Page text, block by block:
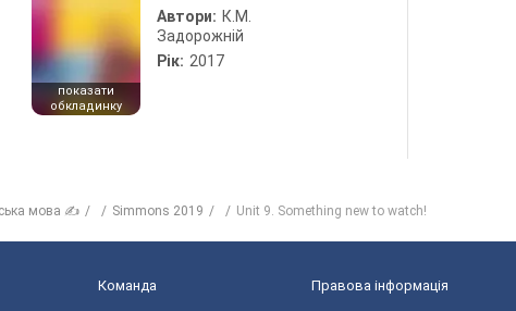
показати
обкладинку
Автори: К.М.
Задорожній
Рік: 2017
мова ✍ Simmons 2019 Unit 9. Something new to watch!
Команда Правова інформація